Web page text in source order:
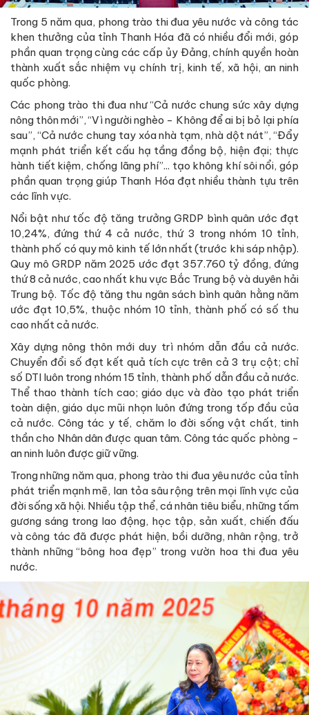
Trong 5 năm qua, phong trào thi đua yêu nước và công tác
khen thưởng của tỉnh Thanh Hóa đã có nhiều đổi mới, góp
phần quan trọng cùng các cấp ủy Đảng, chính quyền hoàn
thành xuất sắc nhiệm vụ chính trị, kinh tế, xã hội, an ninh
quốc phòng.
Các phong trào thi đua như “Cả nước chung sức xây dựng
nông thôn mới”, “Vì người nghèo - Không để ai bị bỏ lại phía
sau”, “Cả nước chung tay xóa nhà tạm, nhà dột nát”, “Đẩy
mạnh phát triển kết cấu hạ tầng đồng bộ, hiện đại; thực
hành tiết kiệm, chống lãng phí”... tạo không khí sôi nổi, góp
phần quan trọng giúp Thanh Hóa đạt nhiều thành tựu trên
các lĩnh vực.
Nổi bật như tốc độ tăng trưởng GRDP bình quân ước đạt
10,24%, đứng thứ 4 cả nước, thứ 3 trong nhóm 10 tỉnh,
thành phố có quy mô kinh tế lớn nhất (trước khi sáp nhập).
Quy mô GRDP năm 2025 ước đạt 357.760 tỷ đồng, đứng
thứ 8 cả nước, cao nhất khu vực Bắc Trung bộ và duyên hải
Trung bộ. Tốc độ tăng thu ngân sách bình quân hằng năm
ước đạt 10,5%, thuộc nhóm 10 tỉnh, thành phố có số thu
cao nhất cả nước.
Xây dựng nông thôn mới duy trì nhóm dẫn đầu cả nước.
Chuyển đổi số đạt kết quả tích cực trên cả 3 trụ cột; chỉ
số DTI luôn trong nhóm 15 tỉnh, thành phố dẫn đầu cả nước.
Thể thao thành tích cao; giáo dục và đào tạo phát triển
toàn diện, giáo dục mũi nhọn luôn đứng trong tốp đầu của
cả nước. Công tác y tế, chăm lo đời sống vật chất, tinh
thần cho Nhân dân được quan tâm. Công tác quốc phòng -
an ninh luôn được giữ vững.
Trong những năm qua, phong trào thi đua yêu nước của tỉnh
phát triển mạnh mẽ, lan tỏa sâu rộng trên mọi lĩnh vực của
đời sống xã hội. Nhiều tập thể, cá nhân tiêu biểu, những tấm
gương sáng trong lao động, học tập, sản xuất, chiến đấu
và công tác đã được phát hiện, bồi dưỡng, nhân rộng, trở
thành những “bông hoa đẹp” trong vườn hoa thi đua yêu
nước.